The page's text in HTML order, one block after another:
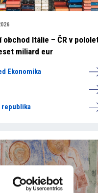
obchod Itálie – ČR v
miliard eur
Ekonomika
republika